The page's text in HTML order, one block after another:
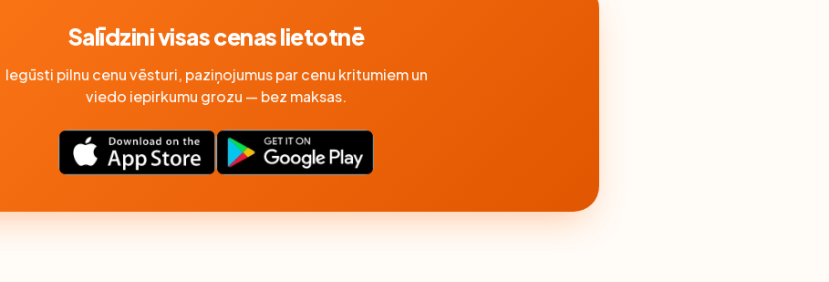
Salīdzini visas cenas lietotnē
Iegūsti pilnu cenu vēsturi, paziņojumus par cenu kritumiem un
viedo iepirkumu grozu — bez maksas.